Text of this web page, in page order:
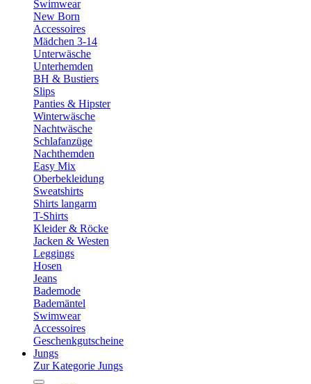
Swimwear
New Born
Accessoires
Mädchen 3-14
Unterwäsche
Unterhemden
BH & Bustiers
Slips
Panties & Hipster
Winterwäsche
Nachtwäsche
Schlafanzüge
Nachthemden
Easy Mix
Oberbekleidung
Sweatshirts
Shirts langarm
T-Shirts
Kleider & Röcke
Jacken & Westen
Leggings
Hosen
Jeans
Bademode
Bademäntel
Swimwear
Accessoires
Geschenkgutscheine
Jungs
Zur Kategorie Jungs